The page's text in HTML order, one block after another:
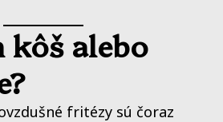
kôš alebo
fritézy sú čoraz